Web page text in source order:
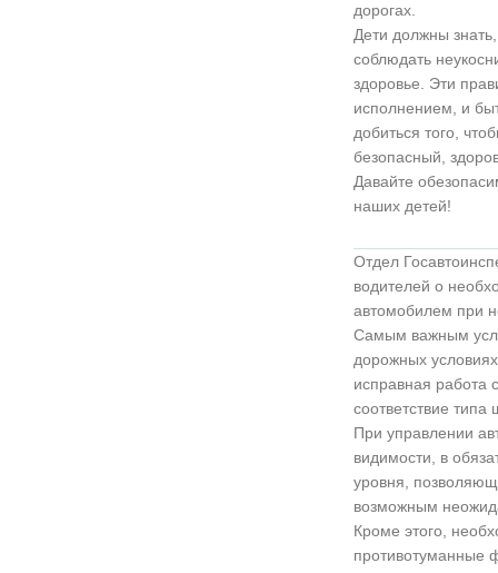
дорогах.
Дети должны
соблюдать
здоровье. Эти
исполнением, и
добиться того,
безопасный,
Давайте
наших детей!
Отдел
водителей о
автомобилем при
Самым важным
дорожных
исправная работа
соответствие
При управлении
видимости, в
уровня,
возможным
Кроме этого,
противотуманные